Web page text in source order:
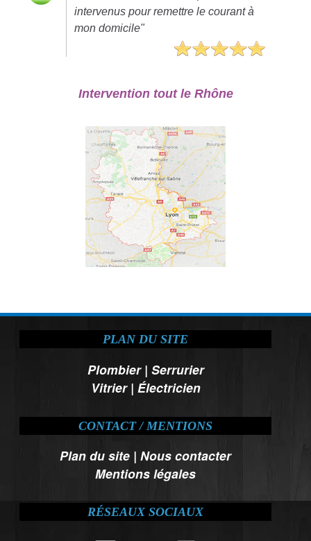
intervenus pour remettre le courant à
mon domicile"
Intervention tout le Rhône
PLAN DU SITE
Plombier| Serrurier
Vitrier| Électricien
CONTACT / MENTIONS
Plan du site |Nous contacter
Mentions légales
RÉSEAUX SOCIAUX